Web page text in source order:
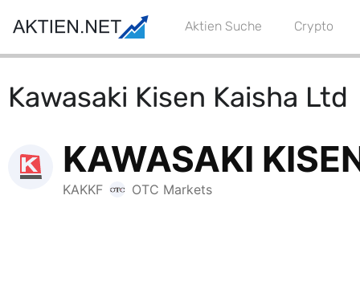
Aktien Suche Crypto
Kawasaki Kisen Kaisha Ltd